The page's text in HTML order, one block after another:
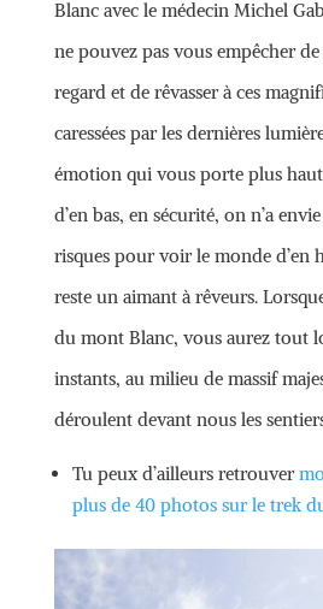
Blanc avec le médecin Michel
ne pouvez pas vous empêcher
regard et de rêvasser à ces
caressées par les dernières
émotion qui vous porte plus
d’en bas, en sécurité, on n’a
risques pour voir le monde d’en
reste un aimant à rêveurs.
du mont Blanc, vous aurez tout
instants, au milieu de massif
déroulent devant nous les
Tu peux d’ailleurs retrouver
plus de 40 photos sur le trek